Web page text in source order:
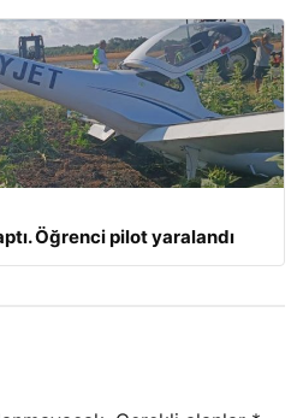
Öğrenci pilot yaralandı